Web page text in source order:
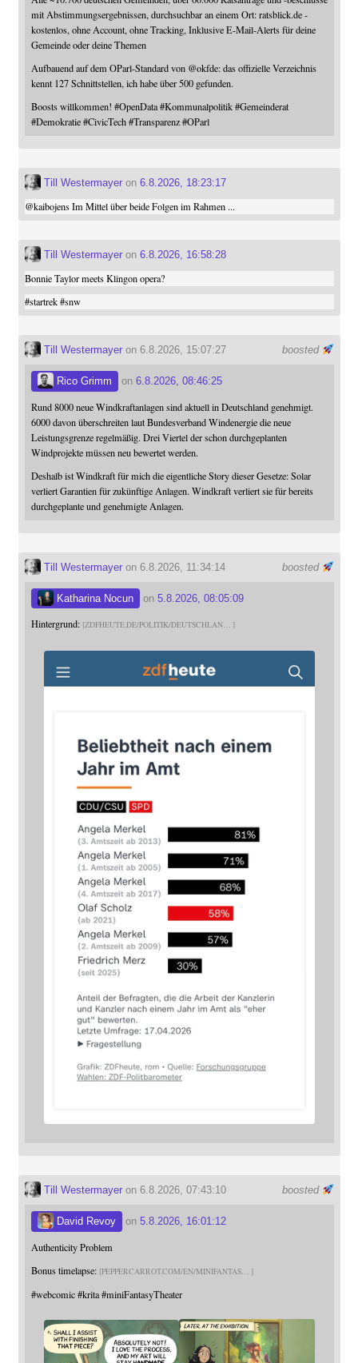
mit Abstimmungsergebnissen, durchsuchbar an einem Ort: ratsblick.de -
kostenlos, ohne Account, ohne Tracking, Inklusive E-Mail-Alerts für deine
Gemeinde oder deine Themen
Aufbauend auf dem OParl-Standard von @okfde: das offizielle Verzeichnis
kennt 127 Schnittstellen, ich habe über 500 gefunden.
Boosts willkommen! #OpenData #Kommunalpolitik #Gemeinderat
#Demokratie #CivicTech #Transparenz #OParl
Till Westermayeron 6.8.2026, 18:23:17
@kaibojensIm Mittel über beide Folgen im Rahmen ...
Till Westermayeron 6.8.2026, 16:58:28
Bonnie Taylor meets Klingon opera?
#startrek #snw
boosted
Till Westermayeron 6.8.2026, 15:07:27
Rico Grimm on 6.8.2026, 08:46:25
Rund 8000 neue Windkraftanlagen sind aktuell in Deutschland genehmigt.
6000 davon überschreiten laut Bundesverband Windenergie die neue
Leistungsgrenze regelmäßig. Drei Viertel der schon durchgeplanten
Windprojekte müssen neu bewertet werden.
Deshalb ist Windkraft für mich die eigentliche Story dieser Gesetze: Solar
verliert Garantien für zukünftige Anlagen. Windkraft verliert sie für bereits
durchgeplante und genehmigte Anlagen.
boosted
Till Westermayeron 6.8.2026, 11:34:14
Katharina Nocun on 5.8.2026, 08:05:09
Hintergrund: ZDFHEUTE.DE/POLITIK/DEUTSCHLAN
boosted
Till Westermayeron 6.8.2026, 07:43:10
David Revoy on 5.8.2026, 16:01:12
Authenticity Problem
Bonus timelapse: PEPPERCARROT.COM/EN/MINIFANTAS
#webcomic #krita #miniFantasyTheater